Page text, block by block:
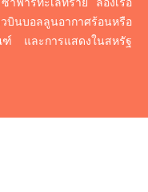
บอลลูนอากาศร้อนหรือ
และการแสดงในสหรัฐ